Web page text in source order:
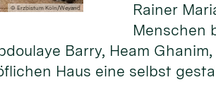
© Erzbistum Köln/Weyand
Rainer
Menschen
Barry, Heam
Haus eine selbst